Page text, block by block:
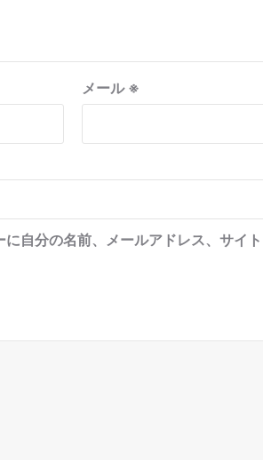
メール※
自分の名前、メールアドレス、サイト